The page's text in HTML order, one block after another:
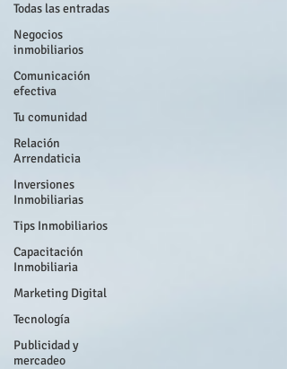
Todas las entradas
Negocios
inmobiliarios
Comunicación
efectiva
Tu comunidad
Relación
Arrendaticia
Inversiones
Inmobiliarias
Tips Inmobiliarios
Capacitación
Inmobiliaria
Marketing Digital
Tecnología
Publicidad y
mercadeo